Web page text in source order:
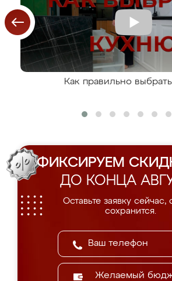
Как правильно
ФИКСИРУЕМ
ДО КОНЦА
Оставьте заявку сейчас,
сохранится.
Желаемый